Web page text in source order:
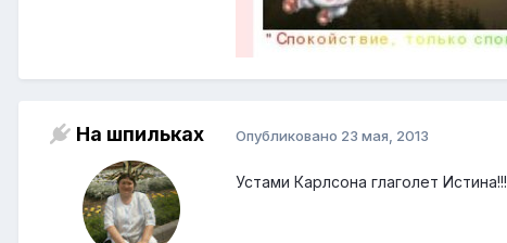
На шпильках Опубликовано 23 мая, 2013
Устами Карлсона глаголет Истина!!!